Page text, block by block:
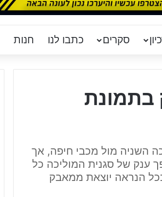
סקרים כתבו לנו חנות
בתמונת
השניה מול מכבי חיפה, אך
ענק של סגנית המוליכה כל
הנראה יוצאת ממאבק